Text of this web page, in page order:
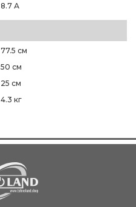
8.7 А
77.5 см
50 см
25 см
4.3 кг